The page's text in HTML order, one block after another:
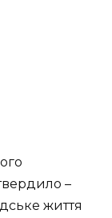
–
життя